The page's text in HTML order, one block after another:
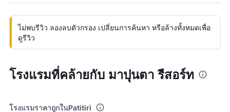
ไม่พบรีวิว ลองลบตัวกรอง เปลี่ยนการค้นหา หรือล้างทั้งหมดเพื่อ
ดูรีวิว
โรงแรมที่คล้ายกับ มาปุนตา รีสอร์ท
โรงแรมราคาถูกในPatitiri